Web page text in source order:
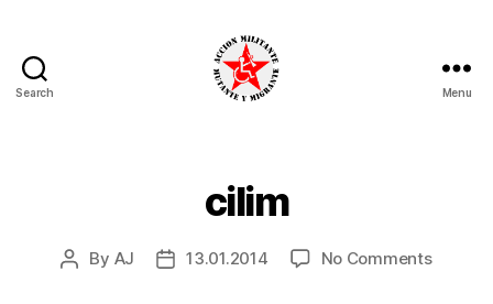
Search Menu
cilim
Post
By AJ
Post13.01.2014 No Commentson